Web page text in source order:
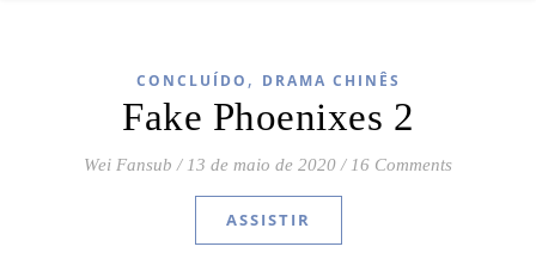
CONCLUÍDO , DRAMA CHINÊS
Fake Phoenixes 2
Wei Fansub / 13 de maio de 2020 / 16 Comments
ASSISTIR